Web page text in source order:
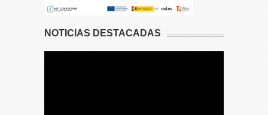
NOTICIAS DESTACADAS